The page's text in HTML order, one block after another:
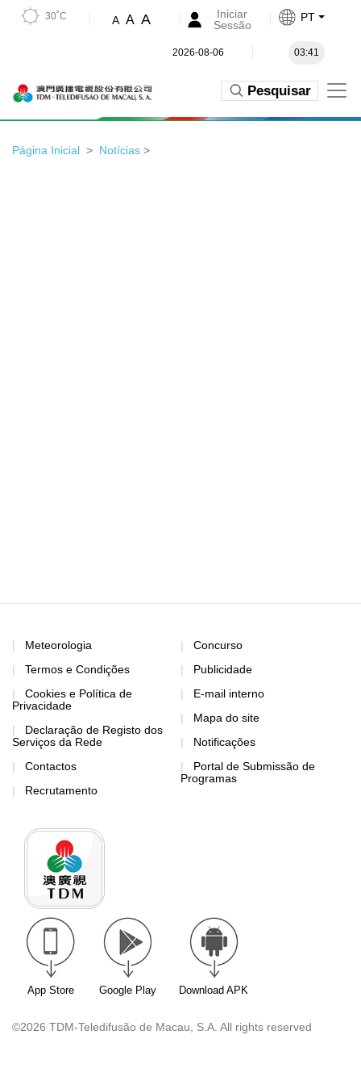
30˚C A A A
Iniciar
Sessão
PT
2026-08-06 03:41
Pesquisar
Página Inicial Notícias >
Meteorologia
Termos e Condições
Cookies e Política de
Privacidade
Declaração de Registo dos
Serviços da Rede
Contactos
Recrutamento
Concurso
Publicidade
E-mail interno
Mapa do site
Notificações
Portal de Submissão de
Programas
App Store Google Play Download APK
©2026 TDM-Teledifusão de Macau, S.A. All rights reserved